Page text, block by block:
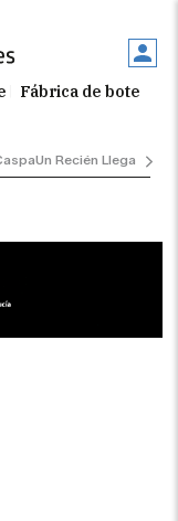
Fábrica de botellas
Un Recién Llegado